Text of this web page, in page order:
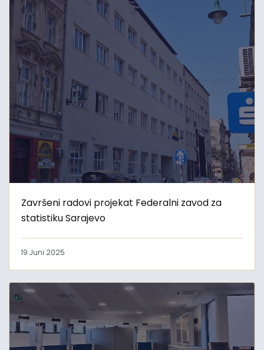
Završeni radovi projekat Federalni zavod za
statistiku Sarajevo
19 Juni 2025